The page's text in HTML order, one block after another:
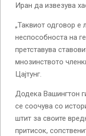
Иран да извезува
„Таквиот одговор е
неспособноста на
претставува
мнозинството
Цајтунг.
Додека Вашингтон
се соочува со
штит за своите
притисок,